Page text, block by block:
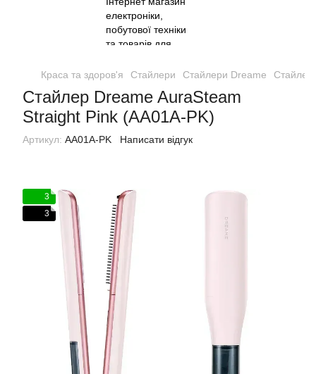
Краса та здоров'я Стайлери Стайлери Dreame Стайлер
Стайлер Dreame AuraSteam
Straight Pink (AA01A-PK)
Артикул: AA01A-PK Написати відгук
3
3